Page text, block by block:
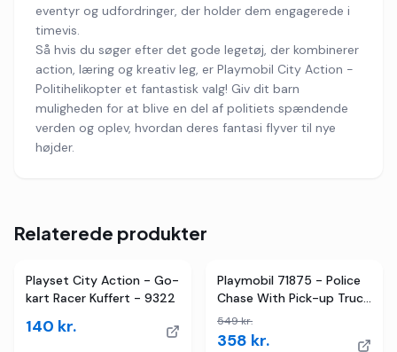
eventyr og udfordringer, der holder dem engagerede i
timevis.
Så hvis du søger efter det gode legetøj, der kombinerer
action, læring og kreativ leg, er Playmobil City Action -
Politihelikopter et fantastisk valg! Giv dit barn
muligheden for at blive en del af politiets spændende
verden og oplev, hvordan deres fantasi flyver til nye
højder.
Relaterede produkter
Playset City Action - Go-
kart Racer Kuffert - 9322
140 kr.
TILBUD
2butikker
Playmobil 71875 - Police
Chase With Pick-up Truck
- City Action
549kr.
358 kr.